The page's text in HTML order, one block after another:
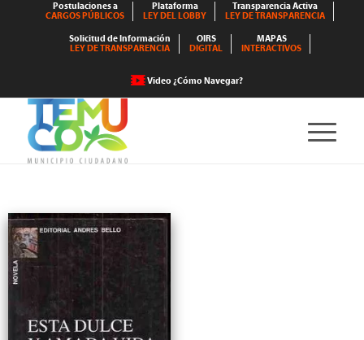
Postulaciones a
CARGOS PÚBLICOS
Plataforma
LEY DEL LOBBY
Transparencia Activa
LEY DE TRANSPARENCIA
Solicitud de Información
LEY DE TRANSPARENCIA
OIRS
DIGITAL
MAPAS
INTERACTIVOS
Video ¿Cómo Navegar?